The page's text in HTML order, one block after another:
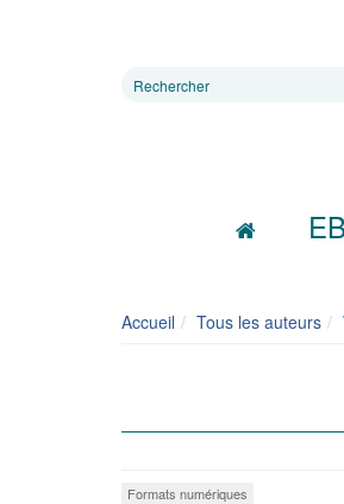
Rechercher
Accueil Tous les auteurs
Formats numériques